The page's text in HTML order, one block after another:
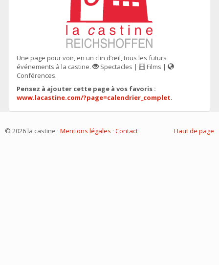
Une page pour voir, en un clin d’œil, tous les futurs
événements à la castine.
Spectacles |
Films |
Conférences.
Pensez à ajouter cette page à vos favoris :
www.lacastine.com/?page=calendrier_complet.
Haut de page
© 2026 la castine · Mentions légales · Contact